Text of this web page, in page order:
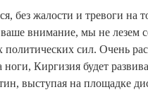
без жалости и тревоги
внимание, мы не лезем
политических сил. Очень
ноги, Киргизия будет
выступая на площадке